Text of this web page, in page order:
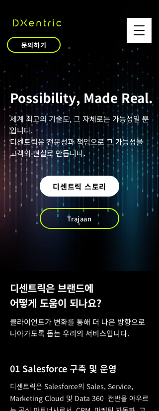
문의하기
Possibility, Made Real.
세계 최고의 기술도, 그 자체로는 가능성일 뿐
입니다.
디센트릭은 전문성과 책임으로 그 가능성을
고객의 현실로 만듭니다.
디센트릭 스토리
Trajaan
디센트릭은 브랜드에
어떻게 도움이 되나요?
​클라이언트가 변화를 통해 더 나은 방향으로
나아가도록 돕는 우리의 서비스입니다.
01 Salesforce 구축 및 운영
디센트릭은 Salesforce의 Sales, Service,
Marketing Cloud 및 Data 360 전반을 아우르